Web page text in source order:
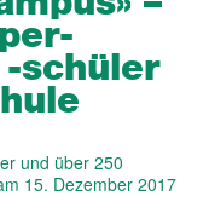
schüler
und über 250
15. Dezember 2017